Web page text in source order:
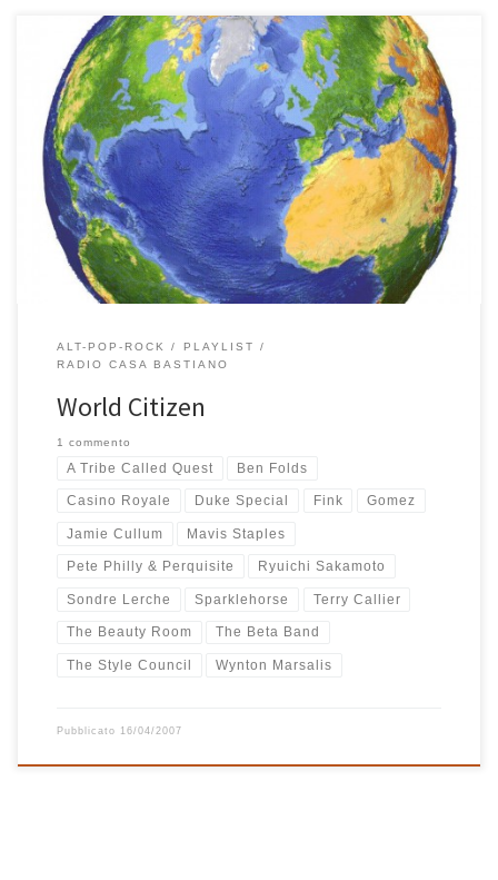
Qualche giorno fa la riproduzione casuale di iTunes mi ha fatto
ascoltare un vecchio brano di The Beta Band… E’ da lì che è
scattata la molla per comporre questa playlist… Buon ascolto!
Scopri tutte le playlist di Casa Bastiano e ascolta online su
Mixcloud, Apple Music o Spotify la buona musica di RCB. Tracklist –
17 brani – […]
ALT-POP-ROCK
PLAYLIST
RADIO CASA BASTIANO
World Citizen
1 commento
A Tribe Called Quest Ben Folds
Casino Royale Duke Special Fink Gomez
Jamie Cullum Mavis Staples
Pete Philly & Perquisite Ryuichi Sakamoto
Sondre Lerche Sparklehorse Terry Callier
The Beauty Room The Beta Band
The Style Council Wynton Marsalis
Pubblicato 16/04/2007